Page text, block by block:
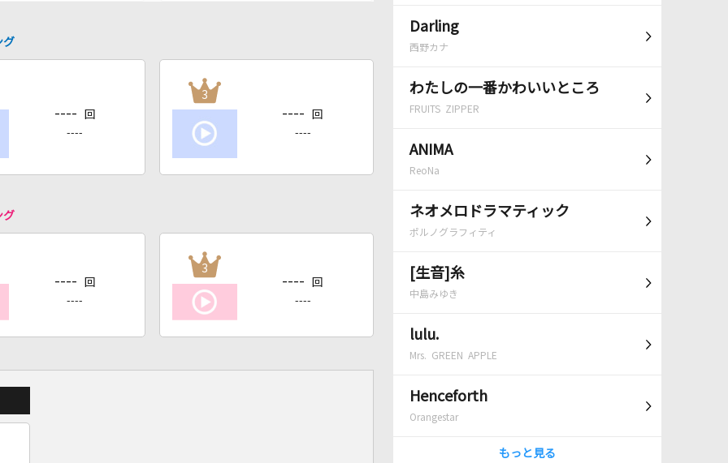
Darling
西野カナ
わたしの一番かわいいところ
FRUITS ZIPPER
ANIMA
ReoNa
ネオメロドラマティック
ポルノグラフィティ
[生音]糸
中島みゆき
lulu.
Mrs. GREEN APPLE
Henceforth
Orangestar
もっと見る
グ
---- 回
----
3
---- 回
----
グ
---- 回
----
3
---- 回
----